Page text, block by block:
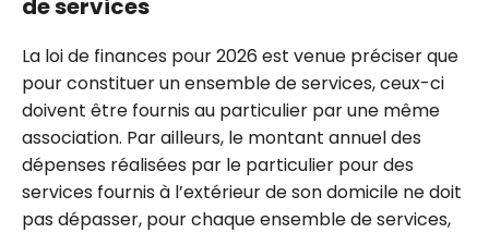
de services
La loi de finances pour 2026 est venue préciser que
pour constituer un ensemble de services, ceux-ci
doivent être fournis au particulier par une même
association. Par ailleurs, le montant annuel des
dépenses réalisées par le particulier pour des
services fournis à l’extérieur de son domicile ne doit
pas dépasser, pour chaque ensemble de services,